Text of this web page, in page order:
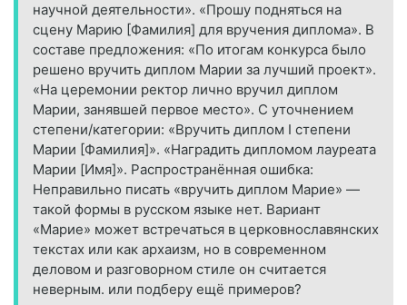
научной деятельности». «Прошу подняться на
сцену Марию [Фамилия] для вручения диплома». В
составе предложения: «По итогам конкурса было
решено вручить диплом Марии за лучший проект».
«На церемонии ректор лично вручил диплом
Марии, занявшей первое место». С уточнением
степени/категории: «Вручить диплом I степени
Марии [Фамилия]». «Наградить дипломом лауреата
Марии [Имя]». Распространённая ошибка:
Неправильно писать «вручить диплом Марие» —
такой формы в русском языке нет. Вариант
«Марие» может встречаться в церковнославянских
текстах или как архаизм, но в современном
деловом и разговорном стиле он считается
неверным. или подберу ещё примеров?